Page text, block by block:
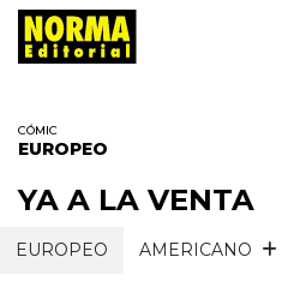
CÓMIC
EUROPEO
YA A LA VENTA
EUROPEO AMERICANO